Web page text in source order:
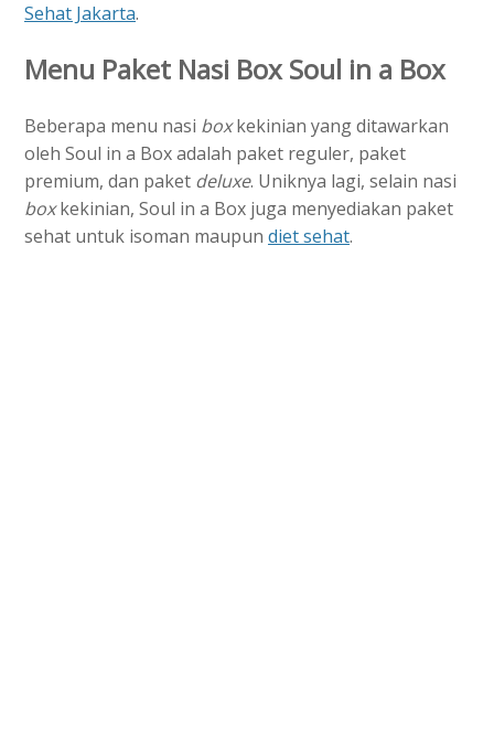
Sehat Jakarta.
Menu Paket Nasi Box Soul in a Box
Beberapa menu nasi boxkekinian yang ditawarkan
oleh Soul in a Box adalah paket reguler, paket
premium, dan paket deluxe. Uniknya lagi, selain nasi
boxkekinian, Soul in a Box juga menyediakan paket
sehat untuk isoman maupun diet sehat.